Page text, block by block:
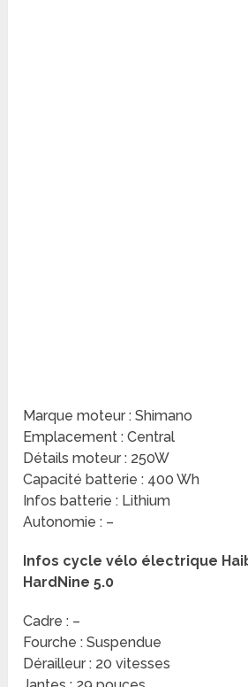
Marque moteur : Shimano
Emplacement : Central
Détails moteur : 250W
Capacité batterie : 400 Wh
Infos batterie : Lithium
Autonomie : –
Infos cycle vélo électrique
HardNine 5.0
Cadre : –
Fourche : Suspendue
Dérailleur : 20 vitesses